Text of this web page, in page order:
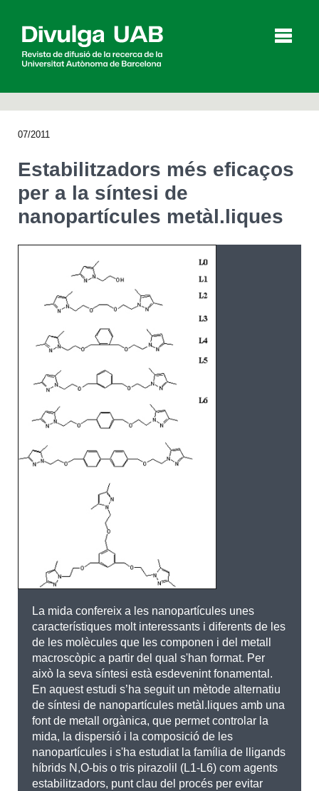
Agenda
CERCAR
07/2011
Estabilitzadors més eficaços
per a la síntesi de
nanopartícules metàl.liques
La mida confereix a les nanopartícules unes
característiques molt interessants i diferents de les
de les molècules que les componen i del metall
macroscòpic a partir del qual s'han format. Per
això la seva síntesi està esdevenint fonamental.
En aquest estudi s’ha seguit un mètode alternatiu
de síntesi de nanopartícules metàl.liques amb una
font de metall orgànica, que permet controlar la
mida, la dispersió i la composició de les
nanopartícules i s'ha estudiat la família de lligands
híbrids N,O-bis o tris pirazolil (L1-L6) com agents
estabilitzadors, punt clau del procés per evitar